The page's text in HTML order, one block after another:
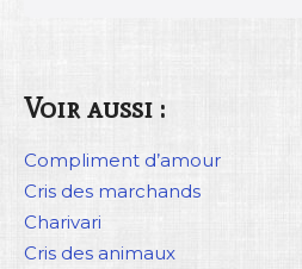
Voir aussi :
Compliment d’amour
Cris des marchands
Charivari
Cris des animaux